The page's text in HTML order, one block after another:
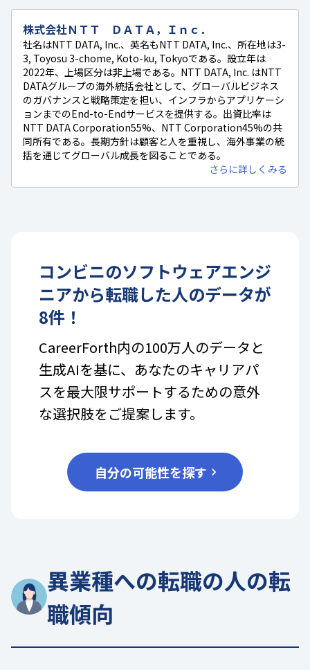
株式会社ＮＴＴ ＤＡＴＡ，Ｉｎｃ．
社名はNTT DATA, Inc.、英名もNTT DATA, Inc.、所在地は3-
3, Toyosu 3-chome, Koto-ku, Tokyoである。設立年は
2022年、上場区分は非上場である。NTT DATA, Inc. はNTT
DATAグループの海外統括会社として、グローバルビジネス
のガバナンスと戦略策定を担い、インフラからアプリケーシ
ョンまでのEnd-to-Endサービスを提供する。出資比率は
NTT DATA Corporation55%、NTT Corporation45%の共
同所有である。長期方針は顧客と人を重視し、海外事業の統
括を通じてグローバル成長を図ることである。
さらに詳しくみる
コンビニのソフトウェアエンジ
ニアから転職した人のデータが
8件！
CareerForth内の100万人のデータと
生成AIを基に、あなたのキャリアパ
スを最大限サポートするための意外
な選択肢をご提案します。
自分の可能性を探す
異業種への転職の人の転
職傾向